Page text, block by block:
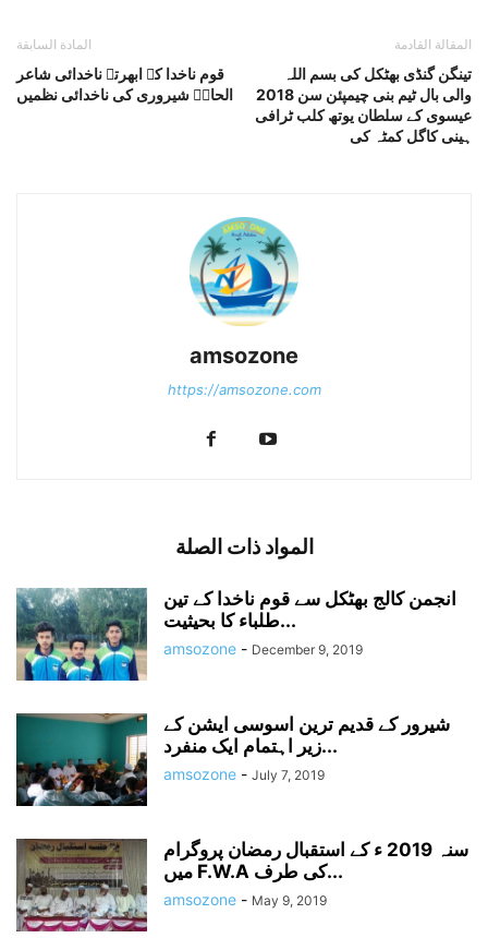
المادة السابقة
قوم ناخدا کے ابھرتے ناخدائی شاعر
الحاحؔ شیروری کی ناخدائی نظمیں
المقالة القادمة
تینگن گنڈی بھٹکل کی بسم اللہ
والی بال ٹیم بنی چیمپئن سن 2018
عیسوی کے سلطان یوتھ کلب ٹرافی
ہینی کاگل کمٹہ کی
amsozone
https://amsozone.com
المواد ذات الصلة
انجمن کالج بھٹکل سے قوم ناخدا کے تین
طلباء کا بحیثیت...
amsozone - December 9, 2019
شیرور کے قدیم ترین اسوسی ایشن کے
زیر اہتمام ایک منفرد...
amsozone - July 7, 2019
سنہ 2019 ء کے استقبال رمضان پروگرام
میں F.W.A کی طرف...
amsozone - May 9, 2019